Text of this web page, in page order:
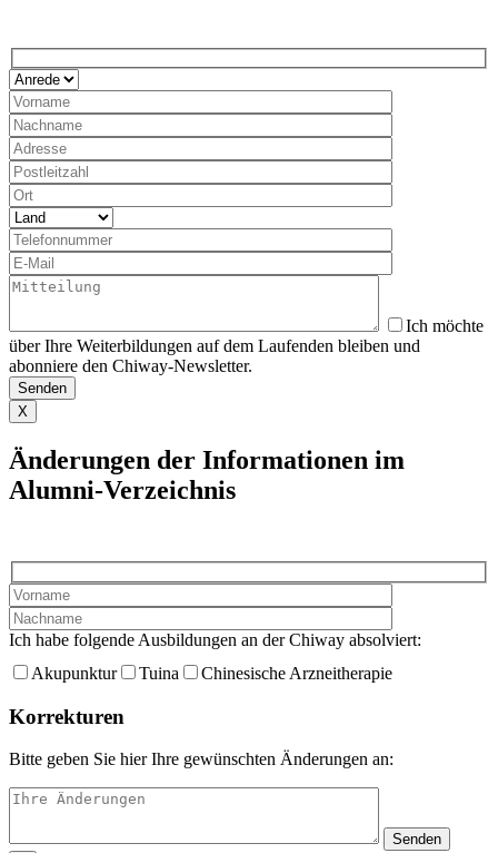
Ich möchte
über Ihre Weiterbildungen auf dem Laufenden bleiben und
abonniere den Chiway-Newsletter.
X
Änderungen der Informationen im
Alumni-Verzeichnis
Ich habe folgende Ausbildungen an der Chiway absolviert:
Akupunktur
Tuina Chinesische Arzneitherapie
Korrekturen
Bitte geben Sie hier Ihre gewünschten Änderungen an: